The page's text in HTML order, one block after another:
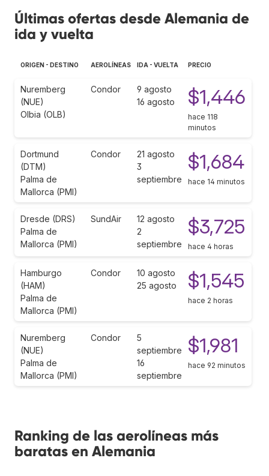
Últimas ofertas desde Alemania de
ida y vuelta
ORIGEN - DESTINO AEROLÍNEAS IDA - VUELTA PRECIO
Nuremberg
(NUE)
Olbia (OLB)
Condor
9 agosto
16 agosto
$1,446
hace 118
minutos
Dortmund
(DTM)
Palma de
Mallorca (PMI)
Condor
21 agosto
3
septiembre
$1,684
hace 14 minutos
Dresde (DRS)
Palma de
Mallorca (PMI)
SundAir
12 agosto
2
septiembre
$3,725
hace 4 horas
Hamburgo
(HAM)
Palma de
Mallorca (PMI)
Condor
10 agosto
25 agosto
$1,545
hace 2 horas
Nuremberg
(NUE)
Palma de
Mallorca (PMI)
Condor
5
septiembre
16
septiembre
$1,981
hace 92 minutos
Ranking de las aerolíneas más
baratas en Alemania